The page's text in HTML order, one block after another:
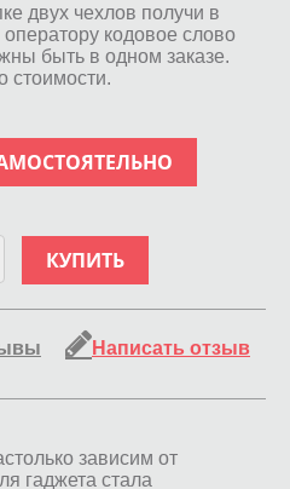
двух чехлов получи в
кодовое слово
быть в одном заказе.
стоимости.
КУПИТЬ
Написать отзыв
зависим от
гаджета стала